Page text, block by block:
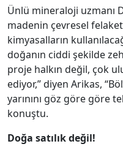
Ünlü mineraloji uzmanı
madenin çevresel
kimyasalların
doğanın ciddi şekilde
proje halkın değil, çok
ediyor,” diyen Arikas,
yarınını göz göre göre
konuştu.
Doğa satılık değil!